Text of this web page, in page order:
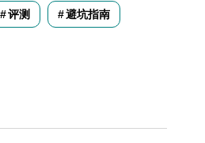
评测 避坑指南